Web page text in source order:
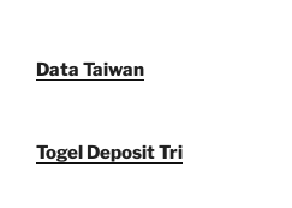
Data Taiwan
Togel Deposit Tri